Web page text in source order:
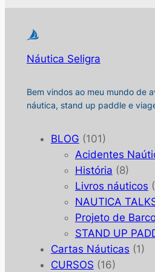
Náutica Seligra
Bem vindos ao meu mundo de
náutica, stand up paddle e
BLOG (101)
Acidentes
História (8)
Livros náuticos
NAUTICA
Projeto de
STAND UP
Cartas Náuticas (1)
CURSOS (16)